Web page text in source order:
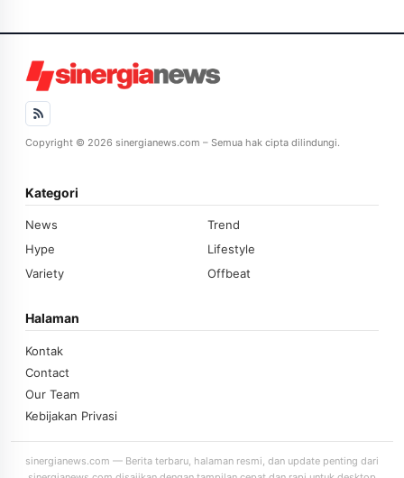
Copyright © 2026 sinergianews.com – Semua hak cipta dilindungi.
Kategori
News
Trend
Hype
Lifestyle
Variety
Offbeat
Halaman
Kontak
Contact
Our Team
Kebijakan Privasi
sinergianews.com — Berita terbaru, halaman resmi, dan update penting dari